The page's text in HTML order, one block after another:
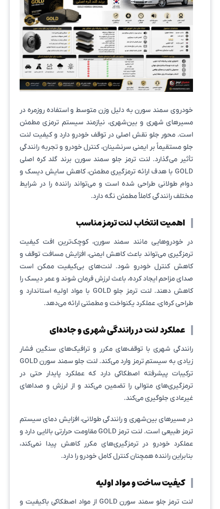
خودروی سمند سورن به دلیل وزن متوسط و استفاده روزمره در
مسیرهای شهری و بین‌شهری، نیازمند سیستم ترمزی مطمئن
است. محور جلو نقش اصلی در توقف خودرو دارد و کیفیت لنت
جلو مستقیماً بر ایمنی سرنشینان، کنترل خودرو و تجربه رانندگی
تأثیر می‌گذارد. لنت ترمز جلو سمند سورن برند گلد کره اصلی
GOLD با هدف ارائه ترمزگیری مطمئن، کاهش سایش دیسک و
دوام طولانی طراحی شده است و می‌تواند راننده را در شرایط
مختلف رانندگی کاملاً مطمئن نگه دارد.
اهمیت انتخاب لنت ترمز مناسب
در خودروهایی مانند سمند سورن، کوچک‌ترین افت کیفیت
ترمزگیری می‌تواند باعث کاهش ایمنی، افزایش مسافت توقف و
کاهش کنترل خودرو شود. لنت‌های بی‌کیفیت ممکن است
صدای مزاحم ایجاد کرده، باعث لرزش فرمان شوند و عمر دیسک را
کاهش دهند. لنت ترمز جلو GOLD با مواد اولیه استاندارد و
طراحی کره‌ای، عملکرد یکنواخت و مطمئنی ارائه می‌دهد.
عملکرد لنت در رانندگی شهری و جاده‌ای
رانندگی شهری با توقف‌های مکرر و ترافیک‌های سنگین فشار
زیادی به سیستم ترمز وارد می‌کند. لنت جلو سمند سورن GOLD
ترکیبات پیشرفته اصطکاکی دارد که عملکرد پایدار حتی در
ترمزگیری‌های متوالی را تضمین می‌کند و از لرزش و صداهای
غیرعادی جلوگیری می‌کند.
در مسیرهای بین‌شهری و رانندگی طولانی، افزایش دمای سیستم
ترمز طبیعی است. لنت ترمز GOLD مقاومت حرارتی بالایی دارد و
عملکرد خودرو در ترمزگیری‌های مکرر کاهش پیدا نمی‌کند،
بنابراین راننده همچنان کنترل کامل خودرو را دارد.
کیفیت ساخت و مواد اولیه
لنت ترمز جلو سمند سورن GOLD از مواد اصطکاکی باکیفیت و